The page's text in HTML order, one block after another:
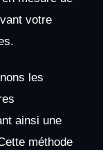
votre
les
ainsi une
méthode